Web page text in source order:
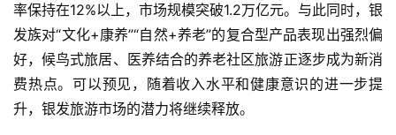
率保持在12%以上，市场规模突破1.2万亿元。与此同时，银
发族对“文化+康养”“自然+养老”的复合型产品表现出强烈偏
好，候鸟式旅居、医养结合的养老社区旅游正逐步成为新消
费热点。可以预见，随着收入水平和健康意识的进一步提
升，银发旅游市场的潜力将继续释放。